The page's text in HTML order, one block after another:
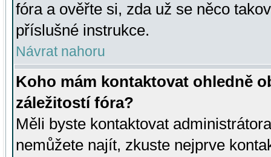
fóra a ověřte si, zda už se něco
příslušné instrukce.
Návrat nahoru
Koho mám kontaktovat ohledně
záležitostí fóra?
Měli byste kontaktovat
nemůžete najít, zkuste nejprve